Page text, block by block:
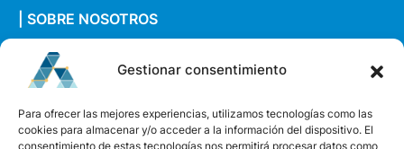
Gestionar consentimiento
Para ofrecer las mejores experiencias, utilizamos tecnologías como las
cookies para almacenar y/o acceder a la información del dispositivo. El
consentimiento de estas tecnologías nos permitirá procesar datos como
| SOBRE NOSOTROS
Quiénes somos
Envíanos un mensaje